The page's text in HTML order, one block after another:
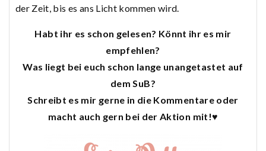
der Zeit, bis es ans Licht kommen wird.
Habt ihr es schon gelesen? Könnt ihr es mir
empfehlen?
Was liegt bei euch schon lange unangetastet auf
dem SuB?
Schreibt es mir gerne in die Kommentare oder
macht auch gern bei der Aktion mit!♥